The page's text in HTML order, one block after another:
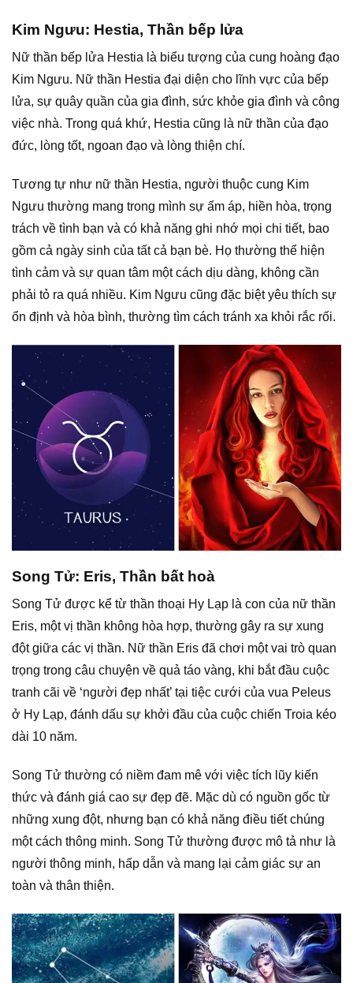
Kim Ngưu: Hestia, Thần bếp lửa
Nữ thần bếp lửa Hestia là biểu tượng của cung hoàng đạo
Kim Ngưu. Nữ thần Hestia đại diện cho lĩnh vực của bếp
lửa, sự quây quần của gia đình, sức khỏe gia đình và công
việc nhà. Trong quá khứ, Hestia cũng là nữ thần của đạo
đức, lòng tốt, ngoan đạo và lòng thiện chí.
Tương tự như nữ thần Hestia, người thuộc cung Kim
Ngưu thường mang trong mình sự ấm áp, hiền hòa, trọng
trách về tình bạn và có khả năng ghi nhớ mọi chi tiết, bao
gồm cả ngày sinh của tất cả bạn bè. Họ thường thể hiện
tình cảm và sự quan tâm một cách dịu dàng, không cần
phải tỏ ra quá nhiều. Kim Ngưu cũng đặc biệt yêu thích sự
ổn định và hòa bình, thường tìm cách tránh xa khỏi rắc rối.
Song Tử: Eris, Thần bất hoà
Song Tử được kể từ thần thoại Hy Lạp là con của nữ thần
Eris, một vị thần không hòa hợp, thường gây ra sự xung
đột giữa các vị thần. Nữ thần Eris đã chơi một vai trò quan
trọng trong câu chuyện về quả táo vàng, khi bắt đầu cuộc
tranh cãi về ‘người đẹp nhất’ tại tiệc cưới của vua Peleus
ở Hy Lạp, đánh dấu sự khởi đầu của cuộc chiến Troia kéo
dài 10 năm.
Song Tử thường có niềm đam mê với việc tích lũy kiến
thức và đánh giá cao sự đẹp đẽ. Mặc dù có nguồn gốc từ
những xung đột, nhưng bạn có khả năng điều tiết chúng
một cách thông minh. Song Tử thường được mô tả như là
người thông minh, hấp dẫn và mang lại cảm giác sự an
toàn và thân thiện.